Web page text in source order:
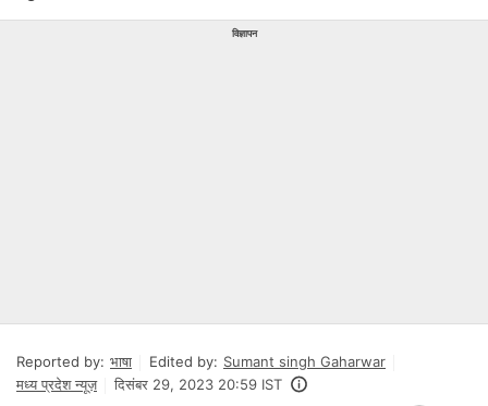
विज्ञापन
Reported by: भाषा Edited by: Sumant singh Gaharwar
मध्य प्रदेश न्यूज़
दिसंबर 29, 2023 20:59 IST